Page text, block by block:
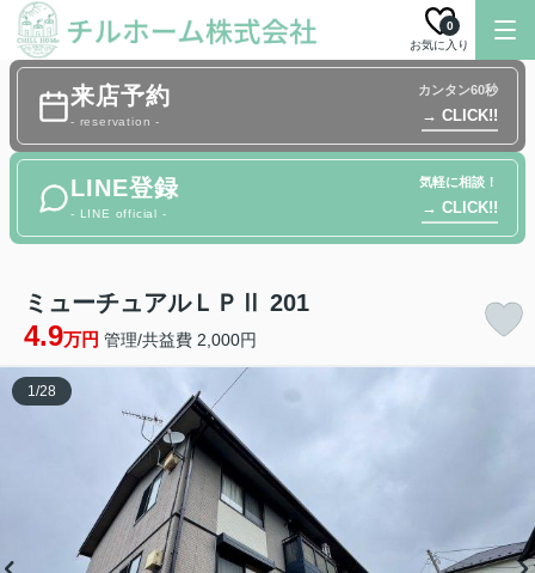
お気に入り
0
来店予約
- reservation -
カンタン60秒
→ CLICK!!
LINE登録
- LINE official -
気軽に相談！
→ CLICK!!
ミューチュアルＬＰⅡ 201
4.9万円 管理/共益費 2,000円
1/28